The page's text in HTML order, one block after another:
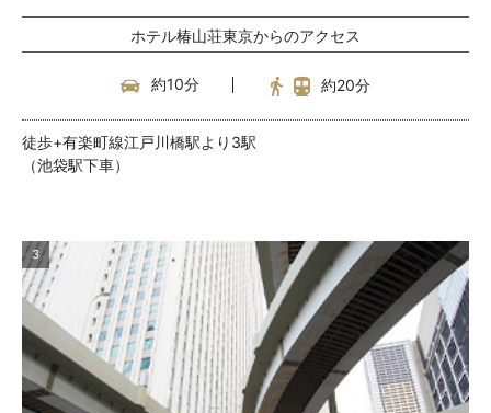
ホテル椿山荘東京からのアクセス
約10分 約20分
徒歩+有楽町線江戸川橋駅より3駅
（池袋駅下車）
3